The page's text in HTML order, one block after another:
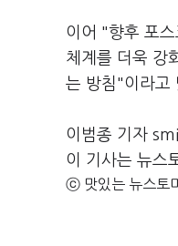
이어 "향후 포
체계를 더욱 강
는 방침"이라고
이범종 기자
이 기사는 뉴스
ⓒ 맛있는 뉴스토